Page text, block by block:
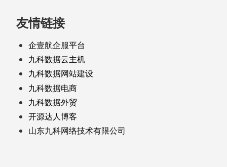
友情链接
企壹航企服平台
九科数据云主机
九科数据网站建设
九科数据电商
九科数据外贸
开源达人博客
山东九科网络技术有限公司